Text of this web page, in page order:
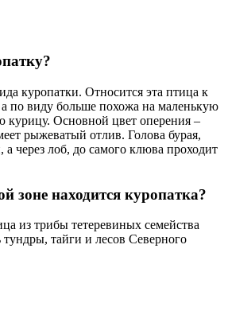
куропатки. Относится эта птица к
по виду больше похожа на маленькую
Основной цвет оперения –
рыжеватый отлив. Голова бурая,
а через лоб, до самого клюва проходит
зоне находится куропатка?
из трибы тетеревиных семейства
тайги и лесов Северного